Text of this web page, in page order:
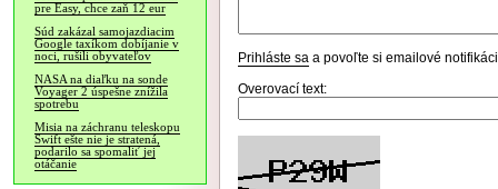
pre Easy, chce zaň 12 eur
Súd zakázal samojazdiacim
Google taxíkom dobíjanie v
noci, rušili obyvateľov
NASA na diaľku na sonde
Voyager 2 úspešne znížila
spotrebu
Misia na záchranu teleskopu
Swift ešte nie je stratená,
podarilo sa spomaliť jej
otáčanie
Prihláste sa a povoľte si emailové
Overovací text: